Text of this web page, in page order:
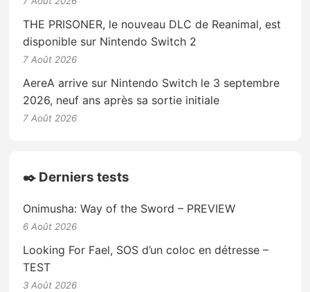
THE PRISONER, le nouveau DLC de Reanimal, est
disponible sur Nintendo Switch 2
7 Août 2026
AereA arrive sur Nintendo Switch le 3 septembre
2026, neuf ans après sa sortie initiale
7 Août 2026
✒️ Derniers tests
Onimusha: Way of the Sword – PREVIEW
6 Août 2026
Looking For Fael, SOS d’un coloc en détresse –
TEST
3 Août 2026